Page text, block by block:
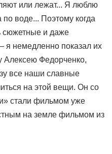
или лежат... Я люблю
по воде... Поэтому когда
сюжетные и даже
немедленно показал их
Алексею Федорченко,
все наши славные
на этой вещи. Он со
стали фильмом уже
на земле фильмом из